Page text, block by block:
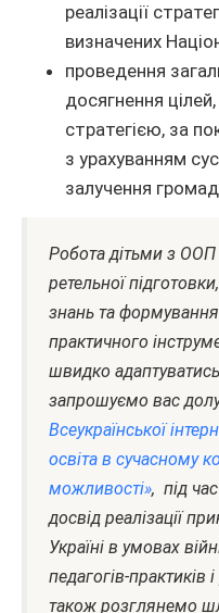
реалізації
визначених
проведення
досягнення
стратегією, за
з урахуванням
залучення
Робота дітьми з ООП
ретельної
знань та
практичного
швидко
запрошуємо вас
Всеукраїнської
освіта в сучасному
можливості», під
досвід реалізації
Україні в умовах
педагогів-практиків
також розглянемо